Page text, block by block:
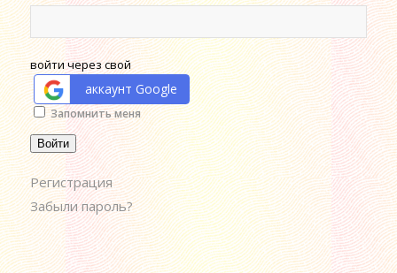
войти через свой
аккаунт Google
Alternative:
Запомнить меня
Войти
Регистрация
Забыли пароль?